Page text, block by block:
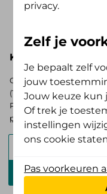
Oefentherapie bij
Kies hieronder je
Op zoek naar de
(Tand) Doorstap? Kies
Polis. Ben je verzekerd
pakket
privacy.
Zelf je
Je bepaalt zelf
jouw
Jouw keuze kun
Of trek je
instellingen
ons cookie
Pas voorkeuren